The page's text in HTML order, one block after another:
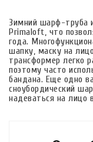
Зимний шарф-труба
Primaloft, что
года.
шапку, маску на
трансформер легко
поэтому часто
бандана. Еще одно
сноубордический
надеваться на лицо